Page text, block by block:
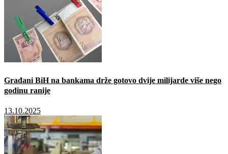
Građani BiH na bankama drže gotovo dvije milijarde više nego
godinu ranije
13.10.2025